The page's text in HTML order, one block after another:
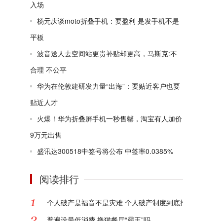
入场
杨元庆谈moto折叠手机：要盈利 是发手机不是
平板
波音送人去空间站更贵补贴却更高，马斯克:不
合理 不公平
华为在伦敦建研发力量“出海”：要贴近客户也要
贴近人才
火爆！华为折叠屏手机一秒售罄，淘宝有人加价
9万元出售
盛讯达300518中签号将公布 中签率0.0385%
阅读排行
个人破产是福音不是灾难 个人破产制度到底指的是什么?